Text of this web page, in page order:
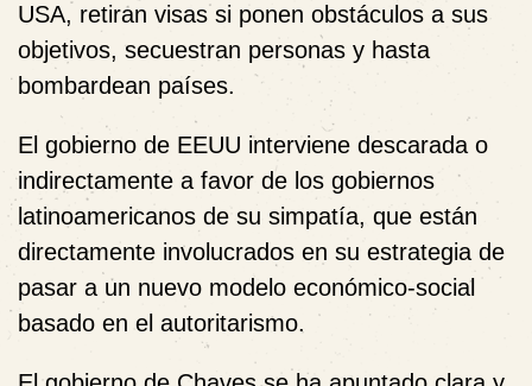
USA, retiran visas si ponen obstáculos a sus
objetivos, secuestran personas y hasta
bombardean países.
El gobierno de EEUU interviene descarada o
indirectamente a favor de los gobiernos
latinoamericanos de su simpatía, que están
directamente involucrados en su estrategia de
pasar a un nuevo modelo económico-social
basado en el autoritarismo.